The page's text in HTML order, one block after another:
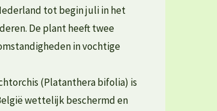
tot begin juli in het
De plant heeft twee
in vochtige
(Platanthera bifolia) is
wettelijk beschermd en